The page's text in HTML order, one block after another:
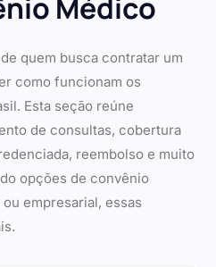
Médico
quem busca contratar um
como funcionam os
Esta seção reúne
de consultas, cobertura
reembolso e muito
opções de convênio
empresarial, essas